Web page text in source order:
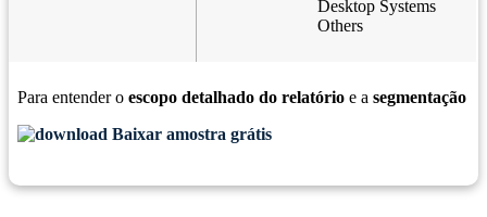
Desktop Systems
Others
Para entender o escopo detalhado do relatório e a segmentação
Baixar amostra grátis